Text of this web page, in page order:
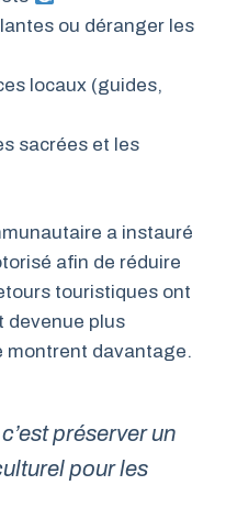
ou déranger les
locaux (guides,
sacrées et les
a instauré
afin de réduire
touristiques ont
devenue plus
montrent davantage.
préserver un
pour les